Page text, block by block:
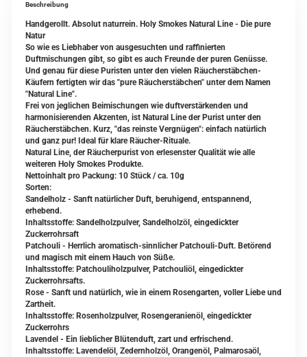
Beschreibung
Handgerollt. Absolut naturrein. Holy Smokes Natural Line - Die pure
Natur
So wie es Liebhaber von ausgesuchten und raffinierten
Duftmischungen gibt, so gibt es auch Freunde der puren Genüsse.
Und genau für diese Puristen unter den vielen Räucherstäbchen-
Käufern fertigten wir das "pure Räucherstäbchen" unter dem Namen
"Natural Line".
Frei von jeglichen Beimischungen wie duftverstärkenden und
harmonisierenden Akzenten, ist Natural Line der Purist unter den
Räucherstäbchen. Kurz, "das reinste Vergnügen": einfach natürlich
und ganz pur! Ideal für klare Räucher-Rituale.
Natural Line, der Räucherpurist von erlesenster Qualität wie alle
weiteren Holy Smokes Produkte.
Nettoinhalt pro Packung: 10 Stück / ca. 10g
Sorten:
Sandelholz - Sanft natürlicher Duft, beruhigend, entspannend,
erhebend.
Inhaltsstoffe: Sandelholzpulver, Sandelholzöl, eingedickter
Zuckerrohrsaft
Patchouli - Herrlich aromatisch-sinnlicher Patchouli-Duft. Betörend
und magisch mit einem Hauch von Süße.
Inhaltsstoffe: Patchouliholzpulver, Patchouliöl, eingedickter
Zuckerrohrsafts.
Rose - Sanft und natürlich, wie in einem Rosengarten, voller Liebe und
Zartheit.
Inhaltsstoffe: Rosenholzpulver, Rosengeranienöl, eingedickter
Zuckerrohrs
Lavendel - Ein lieblicher Blütenduft, zart und erfrischend.
Inhaltsstoffe: Lavendelöl, Zedernholzöl, Orangenöl, Palmarosaöl,